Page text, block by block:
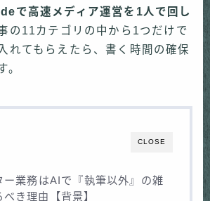
で高速メディア運営を1人で回し
の11カテゴリの中から1つだけで
れてもらえたら、書く時間の確保
。
CLOSE
ー業務はAIで『執筆以外』の雑
き理由【背景】